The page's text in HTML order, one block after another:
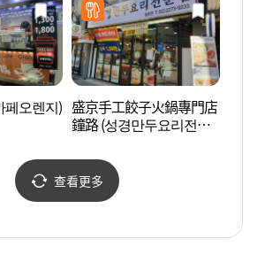
페오렌지) 盛京手工餃子火鍋專門店
鐘路 (성경만두요리전문
查看更多